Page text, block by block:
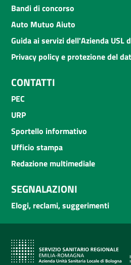
Bandi di concorso
Auto Mutuo Aiuto
Guida ai servizi dell'Azienda USL
Privacy policy e protezione del
CONTATTI
PEC
URP
Sportello informativo
Ufficio stampa
Redazione multimediale
SEGNALAZIONI
Elogi, reclami, suggerimenti